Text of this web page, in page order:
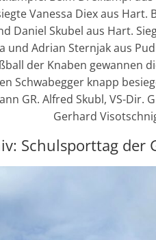
Vanessa Diex aus
Daniel Skubel aus Hart.
und Adrian Sternjak aus
der Knaben gewannen
Schwabegger knapp
GR. Alfred Skubl, VS-Dir.
Gerhard
Schulsporttag der